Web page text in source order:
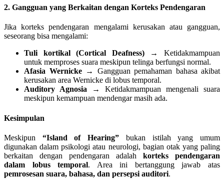
2. Gangguan yang Berkaitan dengan Korteks Pendengaran
Jika korteks pendengaran mengalami kerusakan atau gangguan,
seseorang bisa mengalami:
Tuli kortikal (Cortical Deafness)→ Ketidakmampuan
untuk memproses suara meskipun telinga berfungsi normal.
Afasia Wernicke→ Gangguan pemahaman bahasa akibat
kerusakan area Wernicke di lobus temporal.
Auditory Agnosia → Ketidakmampuan mengenali suara
meskipun kemampuan mendengar masih ada.
Kesimpulan
Meskipun “Island of Hearing” bukan istilah yang umum
digunakan dalam psikologi atau neurologi, bagian otak yang paling
berkaitan dengan pendengaran adalah korteks pendengaran
dalam lobus temporal. Area ini bertanggung jawab atas
pemrosesan suara, bahasa, dan persepsi auditori.